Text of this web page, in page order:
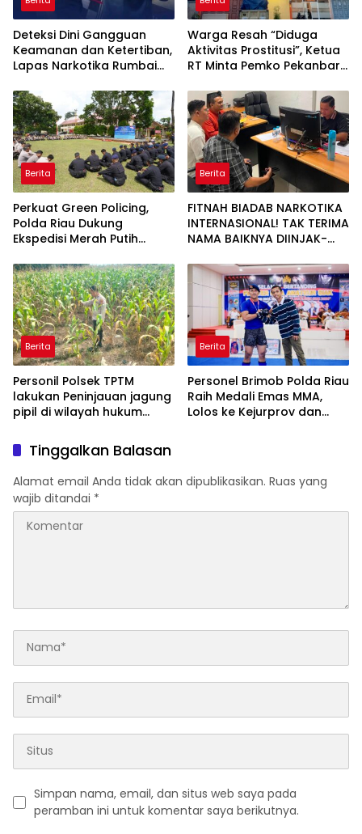
Deteksi Dini Gangguan
Keamanan dan Ketertiban,
Lapas Narkotika Rumbai
Hunian
Warga Resah “Diduga
Aktivitas Prostitusi”, Ketua
RT Minta Pemko Pekanbaru
Aktivitas Z Homestay di
Jalan Tanjung Datuk
Berita
Perkuat Green Policing,
Polda Riau Dukung
Ekspedisi Merah Putih
Penanaman Mangrove
Berita
FITNAH BIADAB NARKOTIKA
INTERNASIONAL! TAK TERIMA
NAMA BAIKNYA DIINJAK-
DECLARE WAR: SIAP Bantai
DAN SERET AKUN PEMBUNUH
KARAKTER KE PENJARA
POLDA KEPRI!
Berita
Personil Polsek TPTM
lakukan Peninjauan jagung
pipil di wilayah hukum
Berita
Personel Brimob Polda Riau
Raih Medali Emas MMA,
Lolos ke Kejurprov dan
Tinggalkan Balasan
Alamat email Anda tidak akan dipublikasikan. Ruas yang
wajib ditandai *
Simpan nama, email, dan situs web saya pada
peramban ini untuk komentar saya berikutnya.